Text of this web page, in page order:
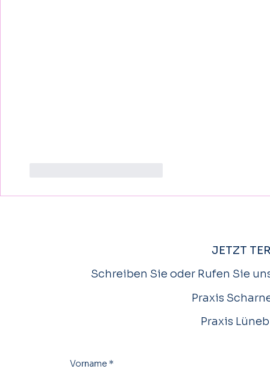
JETZT
Schreiben Sie oder Rufen Sie
Praxis
Praxis
Vorname